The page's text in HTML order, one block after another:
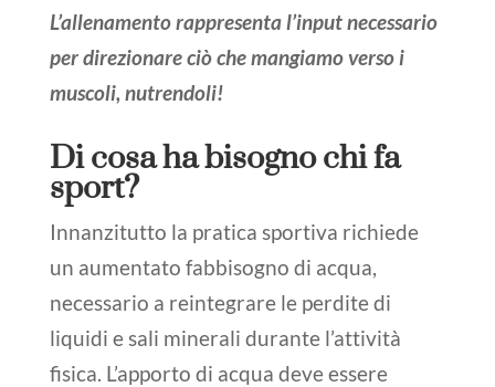
L’allenamento rappresenta l’input necessario
per direzionare ciò che mangiamo verso i
muscoli, nutrendoli!
Di cosa ha bisogno chi fa
sport?
Innanzitutto la pratica sportiva richiede
un aumentato fabbisogno di acqua,
necessario a reintegrare le perdite di
liquidi e sali minerali durante l’attività
fisica. L’apporto di acqua deve essere